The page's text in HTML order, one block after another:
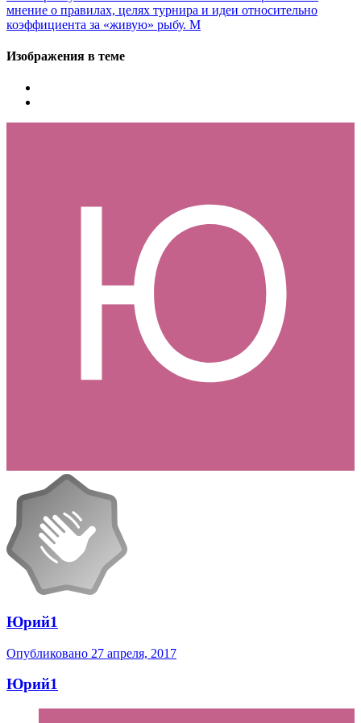
мнение о правилах, целях турнира и идеи относительно
коэффициента за «живую» рыбу. М
Изображения в теме
Юрий1
Опубликовано 27 апреля, 2017
Юрий1